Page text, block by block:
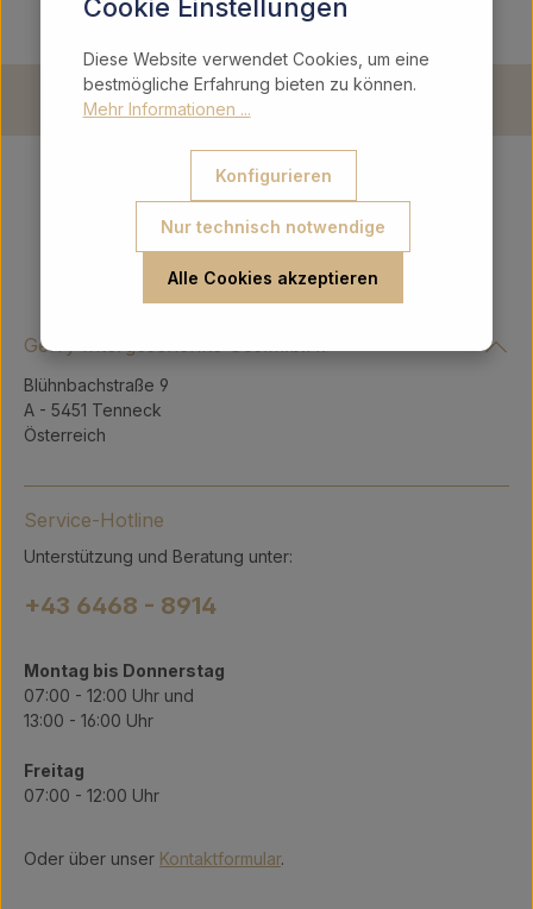
Gerry Intergeschenke Ges.m.b.H.
Blühnbachstraße 9
A - 5451 Tenneck
Österreich
Service-Hotline
Unterstützung und Beratung unter:
+43 6468 - 8914
Montag bis Donnerstag
07:00 - 12:00 Uhr und
13:00 - 16:00 Uhr
Freitag
07:00 - 12:00 Uhr
Oder über unser Kontaktformular.
Cookie Einstellungen
Diese Website verwendet Cookies, um eine
bestmögliche Erfahrung bieten zu können.
Mehr Informationen ...
Nur technisch notwendige
Konfigurieren
Alle Cookies akzeptieren